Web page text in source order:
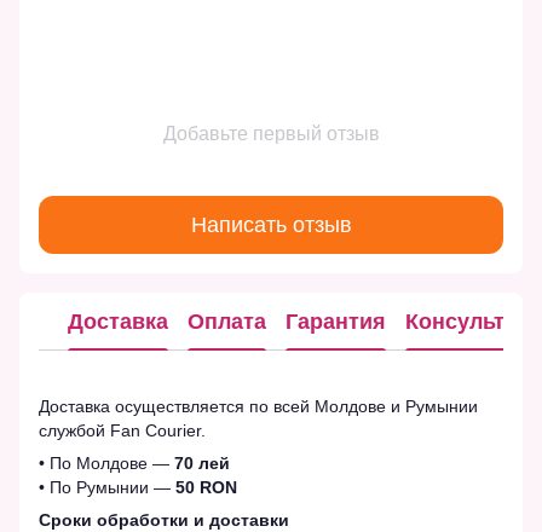
Добавьте первый отзыв
Написать отзыв
Доставка Оплата Гарантия
Доставка осуществляется по всей Молдове и Румынии
службой Fan Courier.
• По Молдове — 70 лей
• По Румынии — 50 RON
Сроки обработки и доставки